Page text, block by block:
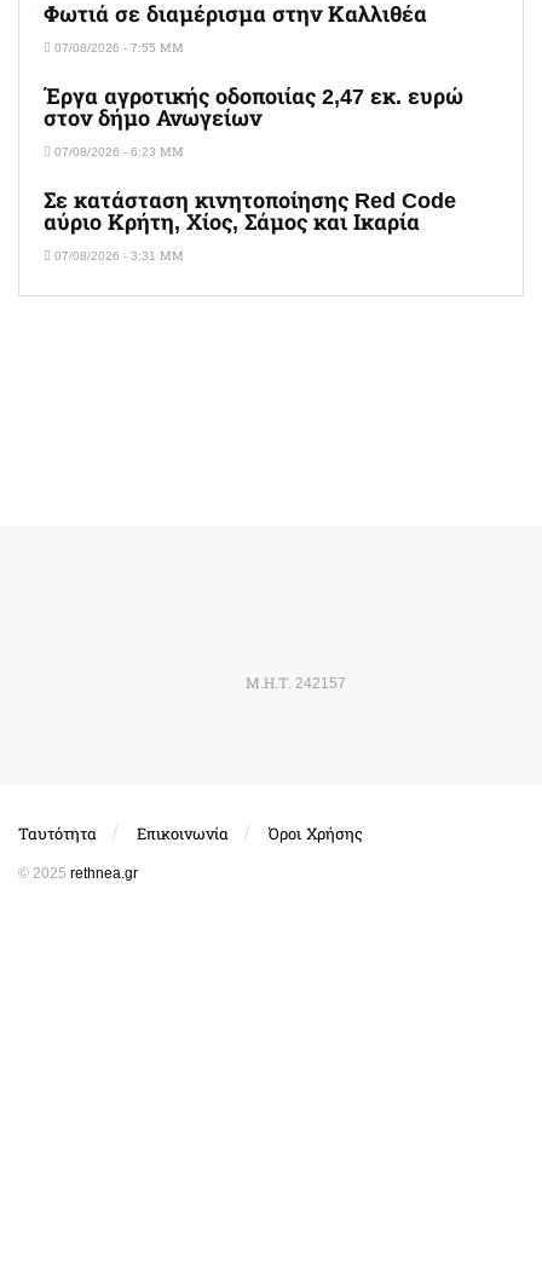
Φωτιά σε διαμέρισμα στην Καλλιθέα
07/08/2026 - 7:55 ΜΜ
Έργα αγροτικής οδοποιίας 2,47 εκ. ευρώ
στον δήμο Ανωγείων
07/08/2026 - 6:23 ΜΜ
Σε κατάσταση κινητοποίησης Red Code
αύριο Κρήτη, Χίος, Σάμος και Ικαρία
07/08/2026 - 3:31 ΜΜ
Μ.Η.Τ. 242157
Ταυτότητα Επικοινωνία Όροι Χρήσης
© 2025 rethnea.gr